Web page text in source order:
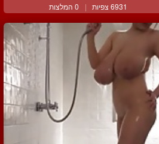
6931 צפיות | 0 המלצות